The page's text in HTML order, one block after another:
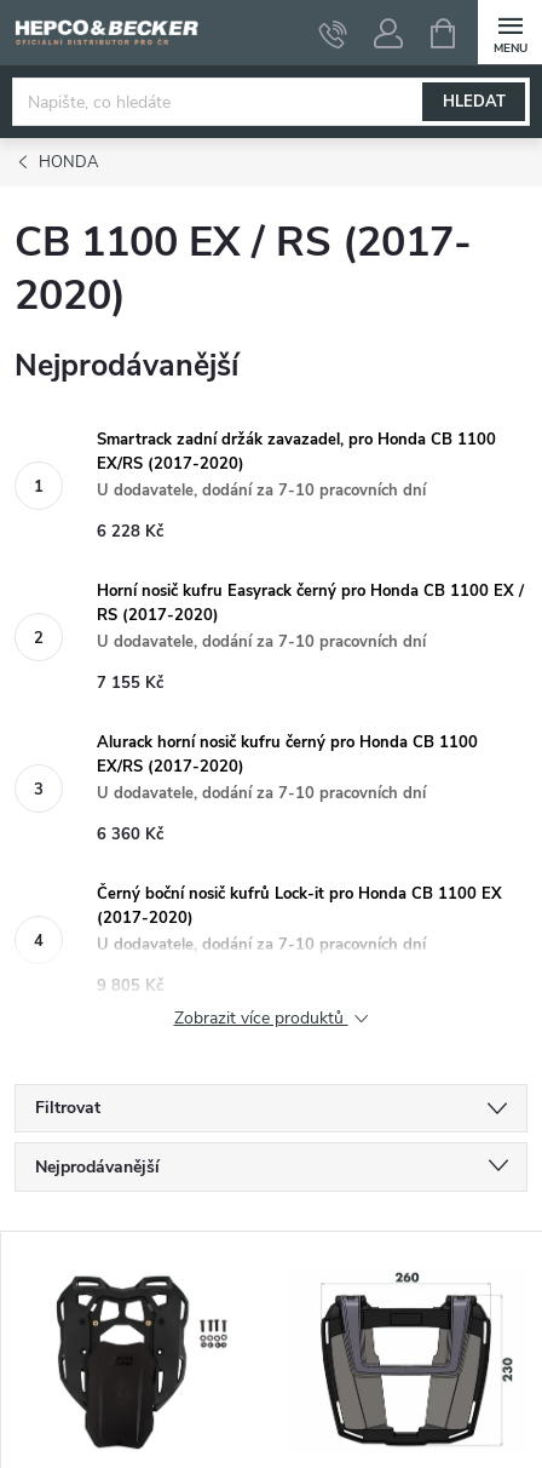
na
obsah
HLEDAT
NÁKUPNÍ
KOŠÍK
HONDA
CB 1100 EX / RS (2017-
2020)
Nejprodávanější
Smartrack zadní držák zavazadel, pro Honda CB 1100
EX/RS (2017-2020)
U dodavatele, dodání za 7-10 pracovních dní
6 228 Kč
Horní nosič kufru Easyrack černý pro Honda CB 1100 EX /
RS (2017-2020)
U dodavatele, dodání za 7-10 pracovních dní
7 155 Kč
Alurack horní nosič kufru černý pro Honda CB 1100
EX/RS (2017-2020)
U dodavatele, dodání za 7-10 pracovních dní
6 360 Kč
Černý boční nosič kufrů Lock-it pro Honda CB 1100 EX
(2017-2020)
U dodavatele, dodání za 7-10 pracovních dní
9 805 Kč
Zobrazit více produktů
Filtrovat
Ř
a
Nejprodávanější
Abecedně